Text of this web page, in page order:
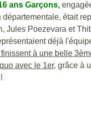
ans Garçons,
était
Jules Poezevara et
déjà
finissent à une belle
avec le 1er, grâce à